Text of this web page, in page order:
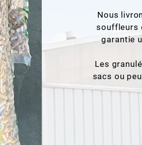
Nous
souffleurs
garantie
Les
sacs ou